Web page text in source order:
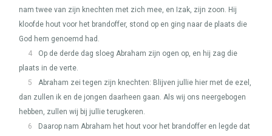
nam twee van zijn knechten met zich mee, en Izak, zijn zoon. Hij
kloofde hout voor het brandoffer, stond op en ging naar de plaats die
God hem genoemd had.
4
Op de derde dag sloeg Abraham zijn ogen op, en hij zag die
plaats in de verte.
5
Abraham zei tegen zijn knechten: Blijven jullie hier met de ezel,
dan zullen ik en de jongen daarheen gaan. Als wij ons neergebogen
hebben, zullen wij bij jullie terugkeren.
6
Daarop nam Abraham het hout voor het brandoffer en legde dat